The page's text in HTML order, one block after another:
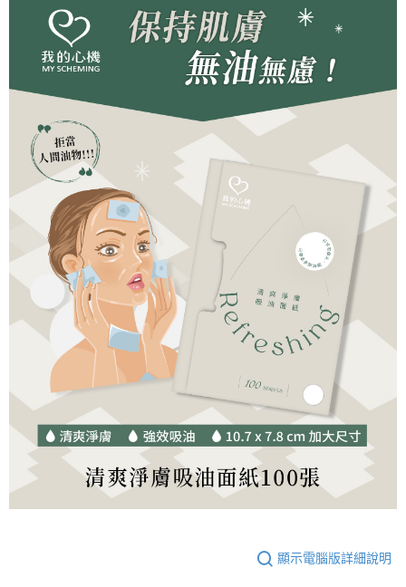
２．訂單成立數日內，您將收到繳費通知簡訊。
３．收到繳費通知簡訊後14天內，點擊此簡訊中的連結，可透過四大超商／
ATM／網路銀行／等多元方式進行付款，方視為交易完成。
※ 請注意：結帳手續完成當下不需立刻繳費，但若您需要取消訂單，請聯絡
購買商品的店家。未經商家同意取消之訂單仍視為有效，需透過AFTEE先享
後付繳納相關費用。
※ 交易是否成功請以「AFTEE先享後付 」之結帳頁面顯示為準，若有關於
是否繳費成功／繳費後需取消欲退款等相關疑問，請聯繫「AFTEE先享後付
客戶支援中心」https://netprotections.freshdesk.com/support/home
【注意事項】
１．透過由恩沛科技股份有限公司提供之「AFTEE先享後付」服務完成之交
易，需依本服務之必要範圍內提供個人資料，並將交易相關給付款項請求債
權轉讓予恩沛科技股份有限公司。
２．關於個人資料處理事宜，請瀏覽以下網址：
https://aftee.tw/terms/#terms3
３．未成年的使用者請事先徵得法定代理人或監護人之同意方可使用
「AFTEE先享後付」，若未經同意申辦者引起之損失，本公司不負相關責
任。
４．使用「AFTEE先享後付」時，將依據個別帳號之用戶狀況，依本公司即
時審查核予不同之上限額度；若仍有額度不足之情形，本公司將視審查結果
請求用戶進行身份認證。
５．嚴禁一人註冊多個帳號或使用他人資訊註冊。若發現惡意使用之情形，
恩沛科技股份有限公司將有權停止該用戶之使用額度並採取法律行動。
每筆NT$100，滿NT$1,000(含以上)免運費
顯示電腦版詳細說明